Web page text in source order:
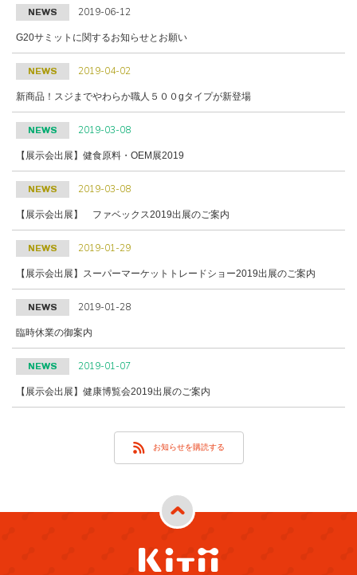
NEWS 2019-06-12
G20サミットに関するお知らせとお願い
NEWS 2019-04-02
新商品！スジまでやわらか職人５００gタイプが新登場
NEWS 2019-03-08
【展示会出展】健食原料・OEM展2019
NEWS 2019-03-08
【展示会出展】 ファベックス2019出展のご案内
NEWS 2019-01-29
【展示会出展】スーパーマーケットトレードショー2019出展のご案内
NEWS 2019-01-28
臨時休業の御案内
NEWS 2019-01-07
【展示会出展】健康博覧会2019出展のご案内
お知らせを購読する